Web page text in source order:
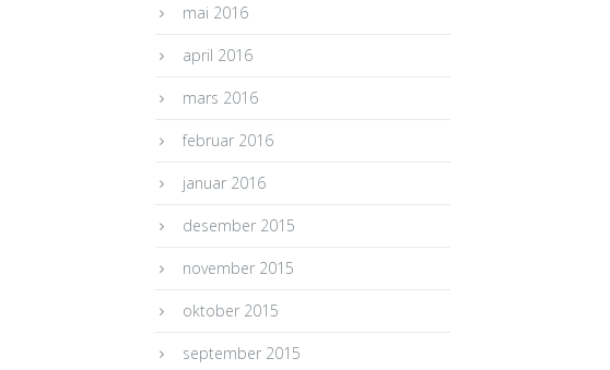
mai 2016
april 2016
mars 2016
februar 2016
januar 2016
desember 2015
november 2015
oktober 2015
september 2015